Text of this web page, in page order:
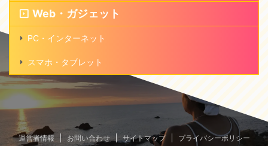
Web・ガジェット
PC・インターネット
スマホ・タブレット
運営者情報 お問い合わせ サイトマップ プライバシーポリシー